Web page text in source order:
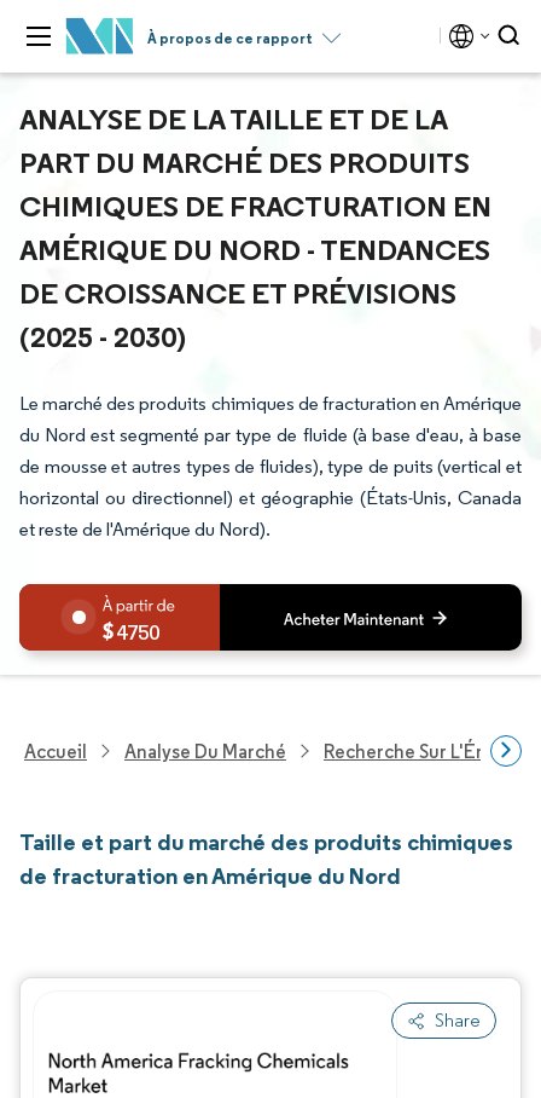
À propos de ce rapport
ANALYSE DE LA TAILLE ET DE LA
PART DU MARCHÉ DES PRODUITS
CHIMIQUES DE FRACTURATION EN
AMÉRIQUE DU NORD - TENDANCES
DE CROISSANCE ET PRÉVISIONS
(2025 - 2030)
Le marché des produits chimiques de fracturation en Amérique
du Nord est segmenté par type de fluide (à base d'eau, à base
de mousse et autres types de fluides), type de puits (vertical et
horizontal ou directionnel) et géographie (États-Unis, Canada
et reste de l'Amérique du Nord).
4750
Accueil Analyse Du Marché Recherche Sur
Taille et part du marché des produits chimiques
de fracturation en Amérique du Nord
Share